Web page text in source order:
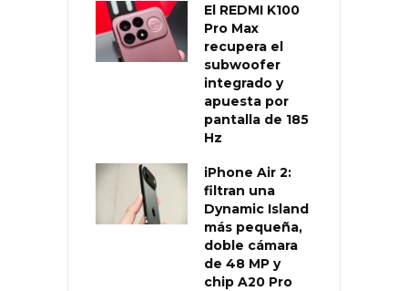
El REDMI K100
Pro Max
recupera el
subwoofer
integrado y
apuesta por
pantalla de 185
Hz
iPhone Air 2:
filtran una
Dynamic Island
más pequeña,
doble cámara
de 48 MP y
chip A20 Pro